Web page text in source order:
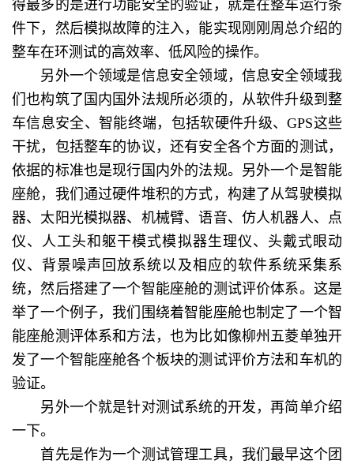
得最多的是进行功能安全的验证，就是在整车运行条
件下，然后模拟故障的注入，能实现刚刚周总介绍的
整车在环测试的高效率、低风险的操作。
另外一个领域是信息安全领域，信息安全领域我
们也构筑了国内国外法规所必须的，从软件升级到整
车信息安全、智能终端，包括软硬件升级、GPS这些
干扰，包括整车的协议，还有安全各个方面的测试，
依据的标准也是现行国内外的法规。另外一个是智能
座舱，我们通过硬件堆积的方式，构建了从驾驶模拟
器、太阳光模拟器、机械臂、语音、仿人机器人、点
仪、人工头和躯干模式模拟器生理仪、头戴式眼动
仪、背景噪声回放系统以及相应的软件系统采集系
统，然后搭建了一个智能座舱的测试评价体系。这是
举了一个例子，我们围绕着智能座舱也制定了一个智
能座舱测评体系和方法，也为比如像柳州五菱单独开
发了一个智能座舱各个板块的测试评价方法和车机的
验证。
另外一个就是针对测试系统的开发，再简单介绍
一下。
首先是作为一个测试管理工具，我们最早这个团